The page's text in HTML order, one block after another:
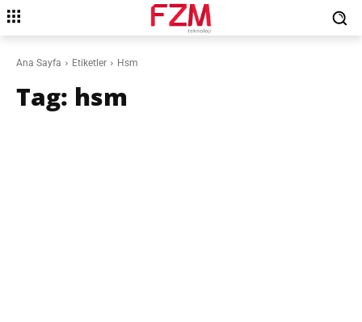
Ana Sayfa Etiketler Hsm
Tag: hsm